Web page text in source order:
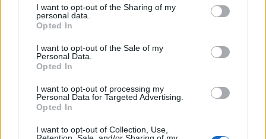
I want to opt-out of the Sharing of my
personal data.
Opted In
I want to opt-out of the Sale of my
Personal Data.
Opted In
I want to opt-out of processing my
Personal Data for Targeted Advertising.
Opted In
I want to opt-out of Collection, Use,
Opozorilo:Po 297. členu Kazenskega zakonika je
posameznik kazensko odgovoren za javno spodbujanje
sovraštva, nasilja ali nestrpnosti. Komentarji z žaljivimi,
rasističnimi, diskriminatornimi ali nezakonitimi vsebinami
bodo odstranjeni.
Failed to fetch
Prihajajoči dogodki